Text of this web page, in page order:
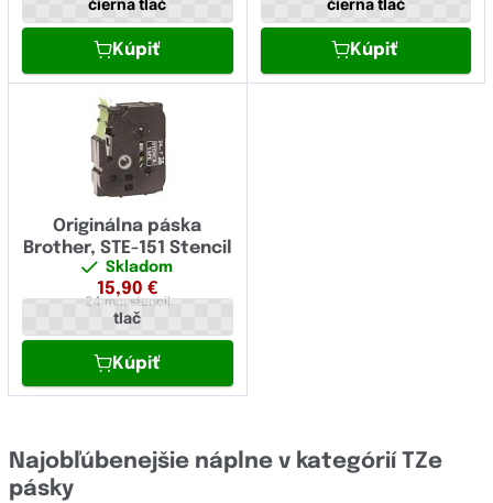
čierna tlač
Kúpiť
čierna tlač
Kúpiť
Originálna páska
Brother, STE-151 Stencil
Skladom
15,90 €
24 mmstencil
tlač
Kúpiť
Najobľúbenejšie náplne v kategórií TZe
pásky